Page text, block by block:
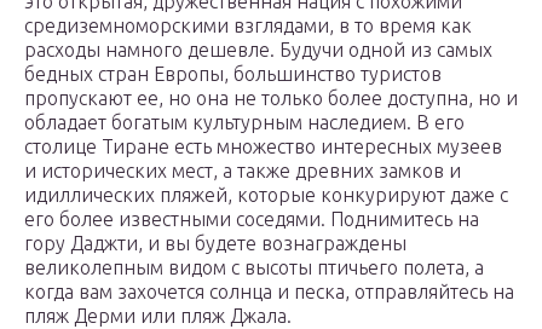
средиземноморскими взглядами, в то время как
расходы намного дешевле. Будучи одной из самых
бедных стран Европы, большинство туристов
пропускают ее, но она не только более доступна, но и
обладает богатым культурным наследием. В его
столице Тиране есть множество интересных музеев
и исторических мест, а также древних замков и
идиллических пляжей, которые конкурируют даже с
его более известными соседями. Поднимитесь на
гору Даджти, и вы будете вознаграждены
великолепным видом с высоты птичьего полета, а
когда вам захочется солнца и песка, отправляйтесь на
пляж Дерми или пляж Джала.